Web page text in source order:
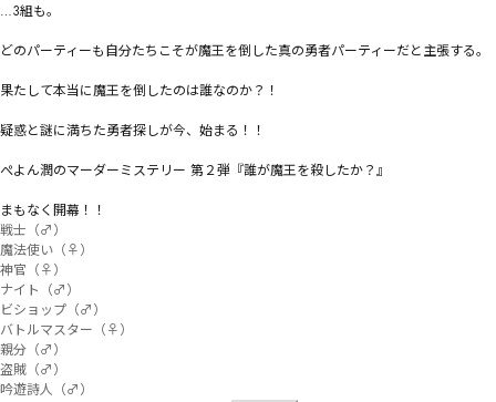
…3組も。
どのパーティーも自分たちこそが魔王を倒した真の勇者パーティーだと主張する。
果たして本当に魔王を倒したのは誰なのか？！
疑惑と謎に満ちた勇者探しが今、始まる！！
ぺよん潤のマーダーミステリー 第２弾『誰が魔王を殺したか？』
まもなく開幕！！
戦士（♂）
魔法使い（♀）
神官（♀）
ナイト（♂）
ビショップ（♂）
バトルマスター（♀）
親分（♂）
盗賊（♂）
吟遊詩人（♂）